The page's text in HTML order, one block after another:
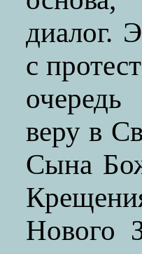
диалог.
с
веру в
Сына
Нового